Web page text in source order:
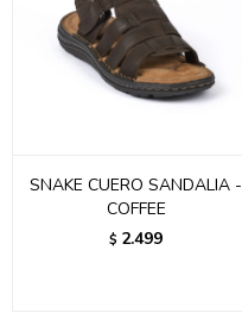
SNAKE CUERO SANDALIA -
COFFEE
$ 2.499